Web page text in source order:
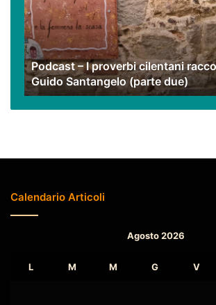
cilentani
raccontati
da
Guido
Santangelo
(parte
due)
Podcast – I proverbi cilentani
Guido Santangelo (parte due)
Calendario Articoli
Agosto 2026
L M M G V